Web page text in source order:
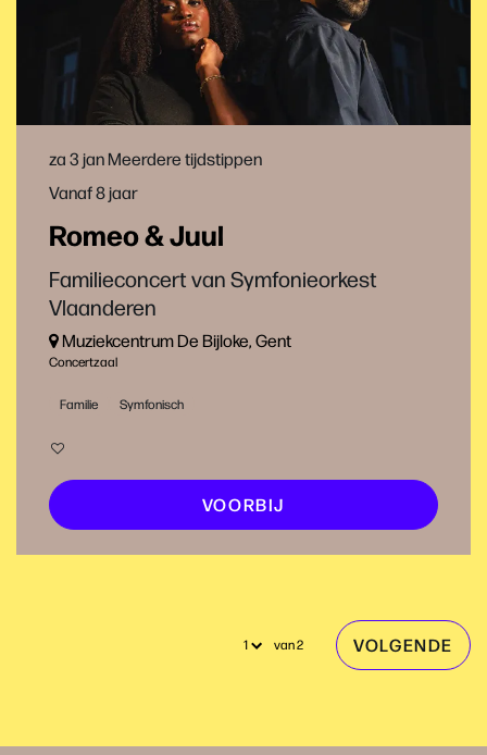
Romeo & Juul
Familieconcert van Symfonieorkest
Vlaanderen
Vanaf 8 jaar
za 3 janMeerdere tijdstippen
Muziekcentrum De Bijloke, Gent
Concertzaal
Familie Symfonisch
VOORBIJ
van 2 VOLGENDE